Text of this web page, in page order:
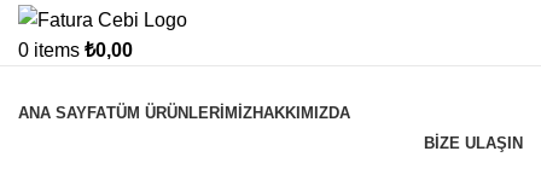
0 items ₺0,00
ANA SAYFATÜM ÜRÜNLERİMİZHAKKIMIZDA
BİZE ULAŞIN